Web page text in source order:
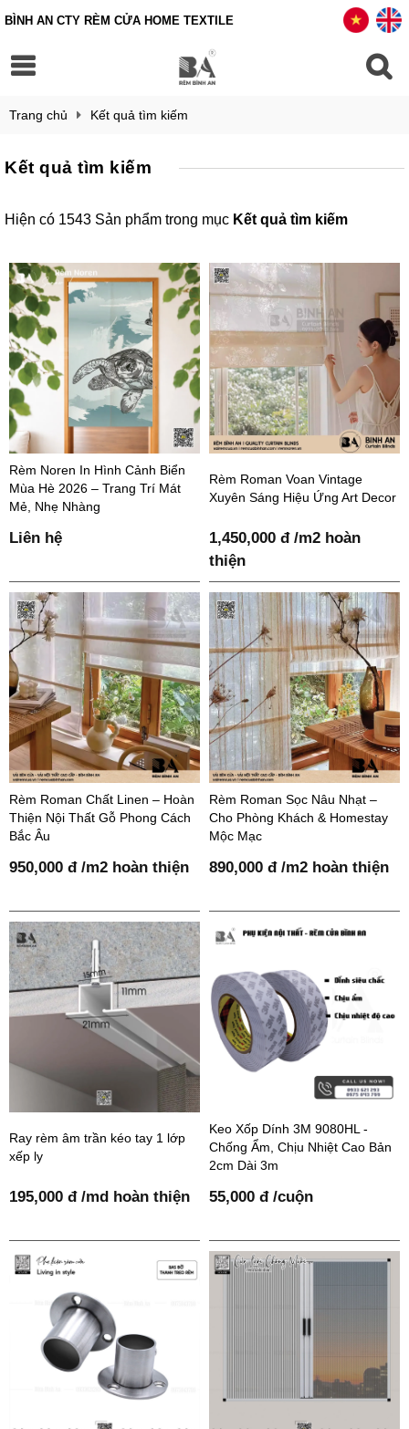
BÌNH AN CTY RÈM CỬA HOME TEXTILE
Trang chủ Kết quả tìm kiếm
Kết quả tìm kiếm
Hiện có 1543 Sản phẩm trong mục Kết quả tìm kiếm
Rèm Noren In Hình Cảnh Biển
Mùa Hè 2026 – Trang Trí Mát
Mẻ, Nhẹ Nhàng
Liên hệ
Rèm Roman Voan Vintage
Xuyên Sáng Hiệu Ứng Art Decor
1,450,000 đ /m2 hoàn
thiện
Rèm Roman Chất Linen – Hoàn
Thiện Nội Thất Gỗ Phong Cách
Bắc Âu
950,000 đ /m2 hoàn thiện
Rèm Roman Sọc Nâu Nhạt –
Cho Phòng Khách & Homestay
Mộc Mạc
890,000 đ /m2 hoàn thiện
Ray rèm âm trần kéo tay 1 lớp
xếp ly
195,000 đ /md hoàn thiện
Keo Xốp Dính 3M 9080HL -
Chống Ẩm, Chịu Nhiệt Cao Bản
2cm Dài 3m
55,000 đ /cuộn